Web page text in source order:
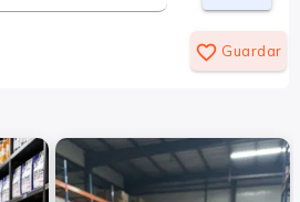
favorite_border Guardar